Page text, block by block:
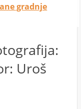
gradnje
Uroš